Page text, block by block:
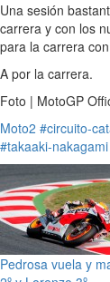
Una sesión
carrera y con los
para la carrera
A por la carrera.
Foto | MotoGP
Moto2 #circuito-
#takaaki-nakagami
Pedrosa vuela y